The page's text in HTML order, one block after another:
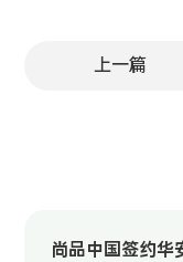
上一篇
尚品中国签约华